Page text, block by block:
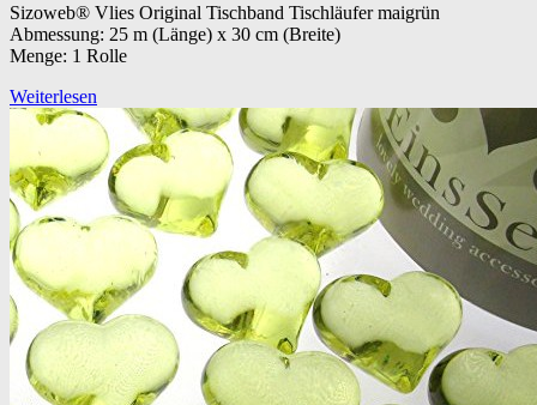
Sizoweb® Vlies Original Tischband Tischläufer maigrün
Abmessung: 25 m (Länge) x 30 cm (Breite)
Menge: 1 Rolle
Weiterlesen